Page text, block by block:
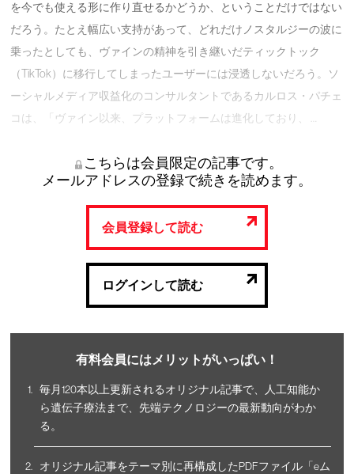
を今でも使える形に作り直せるかどうか、ということだけではない
だろう。たとえ幅広い支持があって、どれだけノスタルジーの波に
乗ったとしても、ヴァインの精神を引き継いだティックトック
（TikTok）に移行してしまったユーザーには浸透しないだろう。ソ
ーシャルメディア収益化のコンサルタントであるカルロス・パチェ
コは、「ヴァイン以来、プラットフォームは進化しており、 …
こちらは会員限定の記事です。
メールアドレスの登録で続きを読めます。
会員登録して読む
ログインして読む
有料会員にはメリットがいっぱい！
毎月120本以上更新されるオリジナル記事で、人工知能か
ら遺伝子療法まで、先端テクノロジーの最新動向がわか
る。
オリジナル記事をテーマ別に再構成したPDFファイル「eム